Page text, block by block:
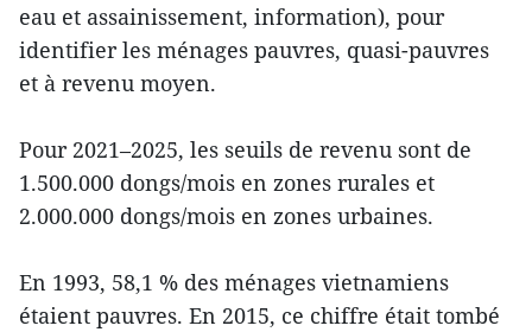
eau et assainissement, information), pour
identifier les ménages pauvres, quasi-pauvres
et à revenu moyen.
Pour 2021–2025, les seuils de revenu sont de
1.500.000 dongs/mois en zones rurales et
2.000.000 dongs/mois en zones urbaines.
En 1993, 58,1 % des ménages vietnamiens
étaient pauvres. En 2015, ce chiffre était tombé